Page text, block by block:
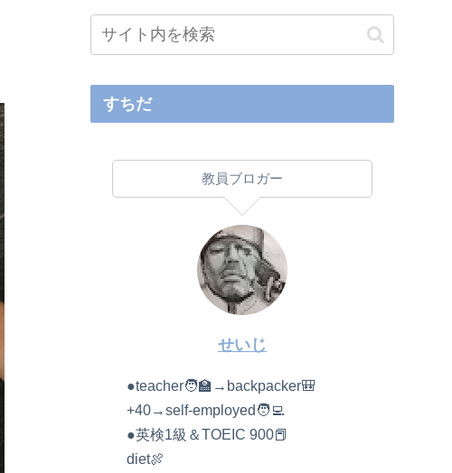
すちだ
教員ブロガー
せいじ
●teacher🧑‍🏫→backpacker🎒
+40→self-employed🧑‍💻
●英検1級＆TOEIC 900📕
diet🍖